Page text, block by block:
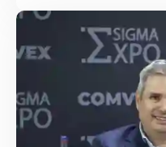
«День Донского